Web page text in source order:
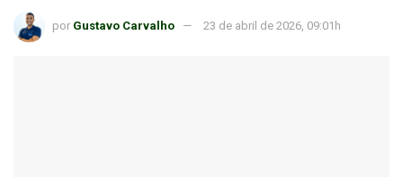
por Gustavo Carvalho 23 de abril de 2026, 09:01h